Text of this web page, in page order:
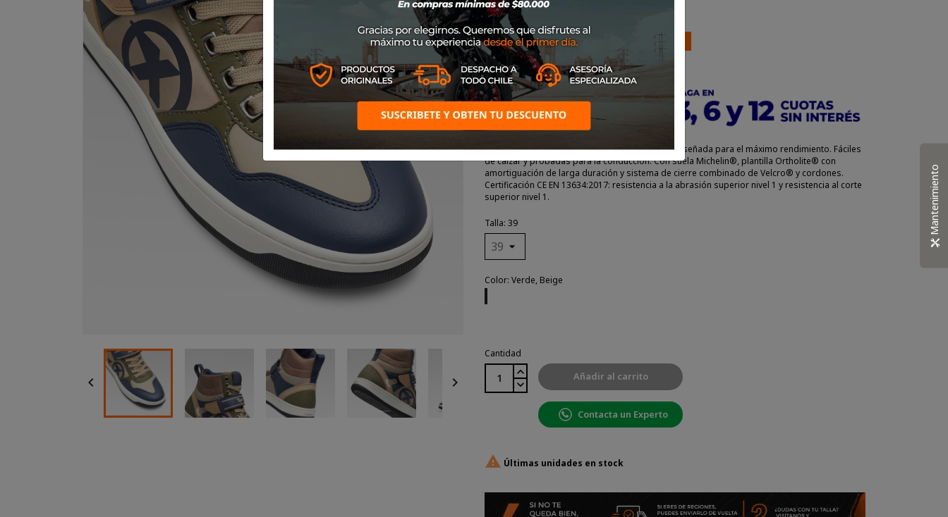
 
SKUS111350
$175.200 20% DE DESCUENTO
$219.000
Zapatillas Moto Pro: la bota técnica para moto diseñada para el máximo rendimiento. Fáciles
de calzar y probadas para la conducción. Con suela Michelin®, plantilla Ortholite® con
amortiguación de larga duración y sistema de cierre combinado de Velcro® y cordones.
Certificación CE EN 13634:2017: resistencia a la abrasión superior nivel 1 y resistencia al corte
superior nivel 1.
Talla: 39
Color: Verde, Beige
Beige
Cantidad
Añadir al carrito
Contacta un Experto
 Últimas unidades en stock
Mantenimiento